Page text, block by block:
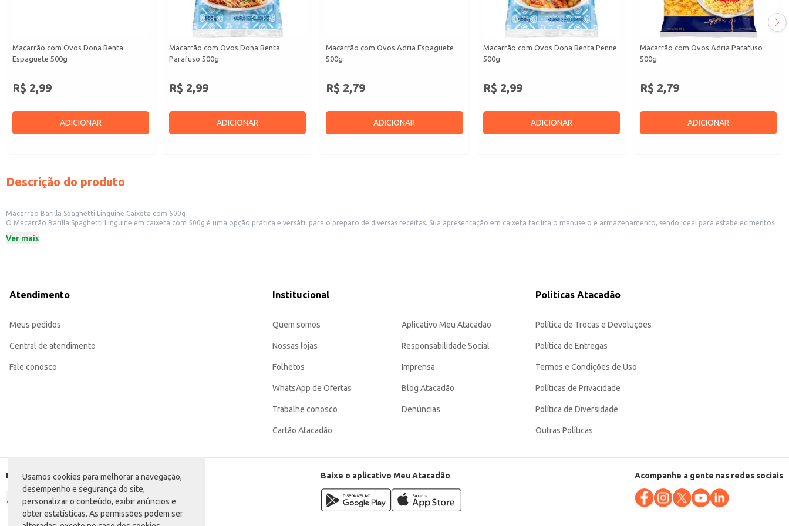
Usamos cookies para melhorar a navegação,
desempenho e segurança do site,
personalizar o conteúdo, exibir anúncios e
obter estatísticas. As permissões podem ser
Macarrão com Ovos Dona Benta
Espaguete 500g
R$ 2,99
ADICIONAR
Macarrão com Ovos Dona Benta
Parafuso 500g
R$ 2,99
ADICIONAR
Macarrão com Ovos Adria Espaguete
500g
R$ 2,79
ADICIONAR
Macarrão com Ovos Dona Benta Penne
500g
R$ 2,99
ADICIONAR
Macarrão com Ovos Adria Parafuso
500g
R$ 2,79
ADICIONAR
Descrição do produto
Macarrão Barilla Spaghetti Linguine Caixeta com 500g
O Macarrão Barilla Spaghetti Linguine em caixeta com 500g é uma opção prática e versátil para o preparo de diversas receitas. Sua apresentação em caixeta facilita o manuseio e armazenamento, sendo ideal para estabelecimentos
Dicas de uso:
O Macarrão Barilla Spaghetti Linguine oferece praticidade e conveniência, sendo uma escolha eficiente para diversos contextos, desde o preparo de refeições em casa até o atendimento de clientes em estabelecimentos comerciais.
Sua qualidade e o tamanho da embalagem contribuem para um bom custo-benefício.
Marca: Barilla
Categoria: Massa seca
EAN: 8076800195132
Ver mais
Atendimento
Meus pedidos
Central de atendimento
Fale conosco
Institucional
Quem somos
Nossas lojas
Folhetos
WhatsApp de Ofertas
Trabalhe conosco
Cartão Atacadão
Aplicativo Meu Atacadão
Responsabilidade Social
Imprensa
Blog Atacadão
Denúncias
Políticas Atacadão
Política de Trocas e Devoluções
Política de Entregas
Termos e Condições de Uso
Políticas de Privacidade
Política de Diversidade
Outras Políticas
Formas de pagamento Baixe o aplicativo Meu Atacadão Acompanhe a gente nas redes sociais